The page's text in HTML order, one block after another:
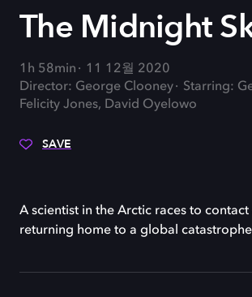
The Midnight
1h 58min
11 12월 2020
Director: George Clooney
Starring:
Felicity Jones, David Oyelowo
SAVE
A scientist in the Arctic races to contact
returning home to a global